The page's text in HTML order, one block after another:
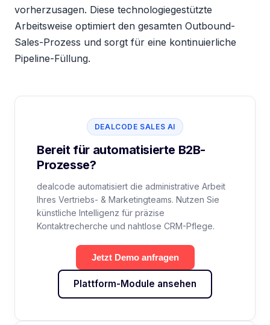
vorherzusagen. Diese technologiegestützte
Arbeitsweise optimiert den gesamten Outbound-
Sales-Prozess und sorgt für eine kontinuierliche
Pipeline-Füllung.
DEALCODE SALES AI
Bereit für automatisierte B2B-
Prozesse?
dealcode automatisiert die administrative Arbeit
Ihres Vertriebs- & Marketingteams. Nutzen Sie
künstliche Intelligenz für präzise
Kontaktrecherche und nahtlose CRM-Pflege.
Jetzt Demo anfragen
Plattform-Module ansehen